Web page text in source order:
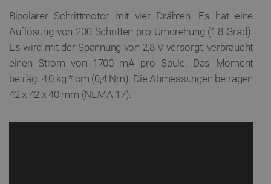
Bipolarer Schrittmotor mit vier Drähten. Es hat eine
Auflösung von 200 Schritten pro Umdrehung (1,8 Grad).
Es wird mit der Spannung von 2,8 V versorgt, verbraucht
einen Strom von 1700 mA pro Spule. Das Moment
beträgt 4,0 kg * cm (0,4 Nm). Die Abmessungen betragen
42 x 42 x 40 mm (NEMA 17).